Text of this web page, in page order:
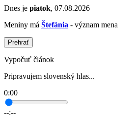
Dnes je piatok, 07.08.2026
Meniny má Štefánia - význam mena
Prehrať
Vypočuť článok
Pripravujem slovenský hlas...
0:00
--:--